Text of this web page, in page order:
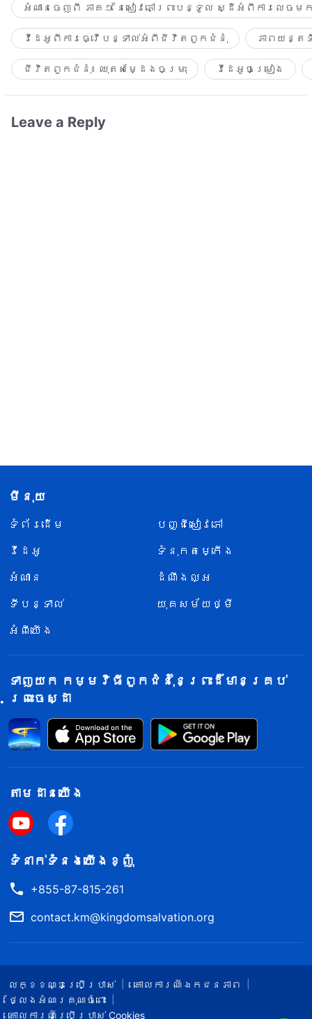
អំណានចេញពី ភាគ១ នៃសៀវភៅព្រះបន្ទូល ស្ដីអំពីការលេច
វីដេអូពីការធ្វើបន្ទាល់អំពីជីវិតពួកជំនុំ ភាពយន្
ជីវិតពួកជំនុំ៖ ឈុតសម្ដែងចម្រុះ វីដេអូចម្រៀង​
Leave a Reply
មីនុយ
ទំព័រ​ដើម
បញ្ជីសៀវភៅ
វីដេអូ
ទំនុកតម្កើង
អំណាន
ដំណឹងល្អ
ទីបន្ទាល់
យុគសម័យថ្មី
អំពីយើង
ទាញយក កម្មវិធីពួកជំនុំនៃព្រះដ៏មានគ្រប់
ព្រះចេស្ដា
តាម​ដាន​យើង​
ទំនាក់​ទំនង​យើង​ខ្ញុំ
+855-87-815-261
contact.km@kingdomsalvation.org
លក្ខខណ្ឌ​ប្រើប្រាស់​
គោលការណ៍ឯកជនភាព
ថ្លែងអំណរគុណចំពោះ
គោលការណ៍ប្រើប្រាស់ Cookies